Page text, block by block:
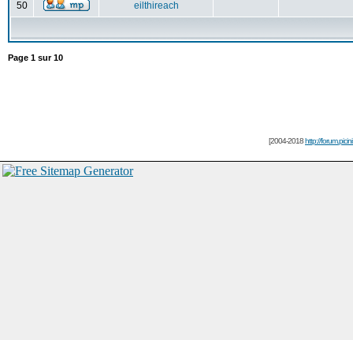
50 eilthireach
Page 1 sur10
[2004-2018http://